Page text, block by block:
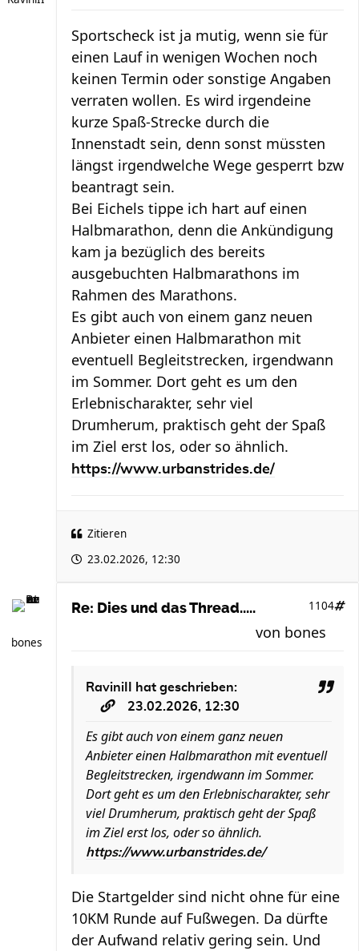
Sportscheck ist ja mutig, wenn sie für
einen Lauf in wenigen Wochen noch
keinen Termin oder sonstige Angaben
verraten wollen. Es wird irgendeine
kurze Spaß-Strecke durch die
Innenstadt sein, denn sonst müssten
längst irgendwelche Wege gesperrt bzw
beantragt sein.
Bei Eichels tippe ich hart auf einen
Halbmarathon, denn die Ankündigung
kam ja bezüglich des bereits
ausgebuchten Halbmarathons im
Rahmen des Marathons.
Es gibt auch von einem ganz neuen
Anbieter einen Halbmarathon mit
eventuell Begleitstrecken, irgendwann
im Sommer. Dort geht es um den
Erlebnischarakter, sehr viel
Drumherum, praktisch geht der Spaß
im Ziel erst los, oder so ähnlich.
https://www.urbanstrides.de/
Zitieren
23.02.2026, 12:30
bones
Re: Dies und das Thread..... 1104
von bones
RaviniII
hat geschrieben:
23.02.2026, 12:30
Es gibt auch von einem ganz neuen
Anbieter einen Halbmarathon mit eventuell
Begleitstrecken, irgendwann im Sommer.
Dort geht es um den Erlebnischarakter, sehr
viel Drumherum, praktisch geht der Spaß
im Ziel erst los, oder so ähnlich.
https://www.urbanstrides.de/
Die Startgelder sind nicht ohne für eine
10KM Runde auf Fußwegen. Da dürfte
der Aufwand relativ gering sein. Und